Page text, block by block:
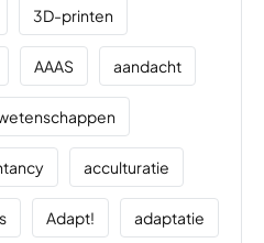
3D-printen
AAAS aandacht
acculturatie
Adapt! adaptatie